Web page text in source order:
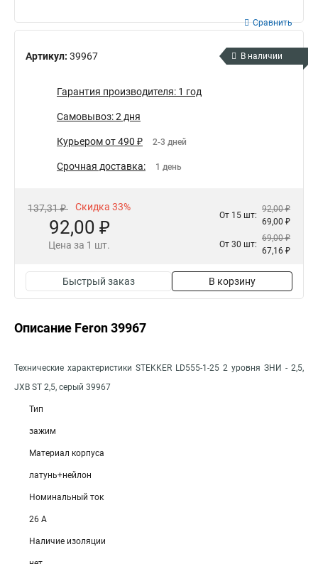
Артикул: 39967
Сравнить
В наличии
Гарантия производителя: 1 год
Самовывоз: 2 дня
Курьером от 490 ₽ 2-3 дней
Срочная доставка: 1 день
137,31 ₽ Скидка 33%
92,00 ₽
Цена за 1 шт.
От 15 шт:
92,00 ₽
69,00 ₽
От 30 шт:
69,00 ₽
67,16 ₽
Быстрый заказ В корзину
Описание Feron 39967
Технические характеристики STEKKER LD555-1-25 2 уровня ЗНИ - 2,5,
JXB ST 2,5, серый 39967
Тип
зажим
Материал корпуса
латунь+нейлон
Номинальный ток
26 А
Наличие изоляции